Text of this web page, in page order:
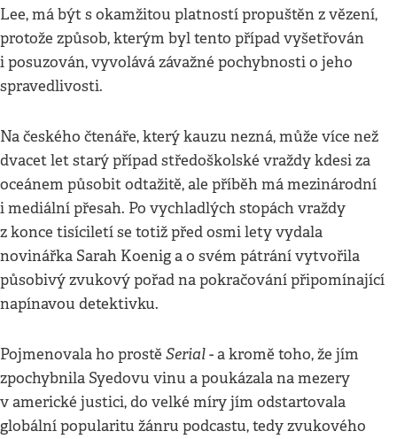
Lee, má být s okamžitou platností propuštěn z vězení,
protože způsob, kterým byl tento případ vyšetřován
i posuzován, vyvolává závažné pochybnosti o jeho
spravedlivosti.
Na českého čtenáře, který kauzu nezná, může více než
dvacet let starý případ středoškolské vraždy kdesi za
oceánem působit odtažitě, ale příběh má mezinárodní
i mediální přesah. Po vychladlých stopách vraždy
z konce tisíciletí se totiž před osmi lety vydala
novinářka Sarah Koenig a o svém pátrání vytvořila
působivý zvukový pořad na pokračování připomínající
napínavou detektivku.
Pojmenovala ho prostě Serial- a kromě toho, že jím
zpochybnila Syedovu vinu a poukázala na mezery
v americké justici, do velké míry jím odstartovala
globální popularitu žánru podcastu, tedy zvukového